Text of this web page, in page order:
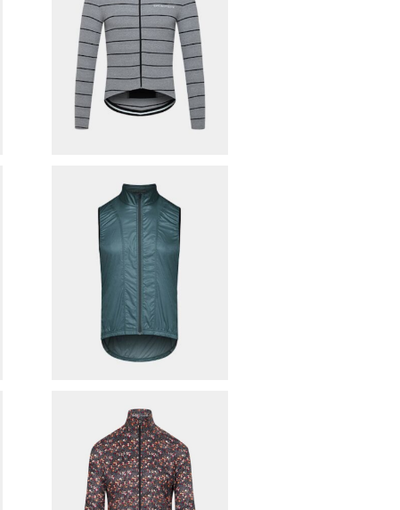
Cafe du cycliste サイクルジ
ャージLS ( Melanie / Grey D
ouble Strip )
¥22,715
30%OFF
cafe du cycliste サイクリン
グベスト（ PETRA / Mountain
Green ）
¥16,170
30%OFF
cafe du cycliste サイクリン
グジャケット（ PETRA / Anem
one ）
¥20,790